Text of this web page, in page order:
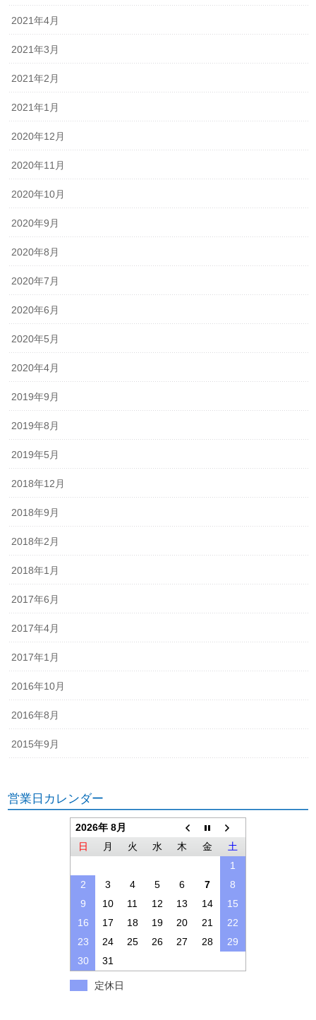
2021年4月
2021年3月
2021年2月
2021年1月
2020年12月
2020年11月
2020年10月
2020年9月
2020年8月
2020年7月
2020年6月
2020年5月
2020年4月
2019年9月
2019年8月
2019年5月
2018年12月
2018年9月
2018年2月
2018年1月
2017年6月
2017年4月
2017年1月
2016年10月
2016年8月
2015年9月
営業日カレンダー
2026年 8月
日
月 火 水 木 金
土
1
2
3 4 5 6 7
8
9
10 11 12 13 14
15
16
17 18 19 20 21
22
23
24 25 26 27 28
29
30
31
定休日